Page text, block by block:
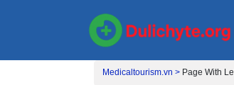
Medicaltourism.vn > Page With